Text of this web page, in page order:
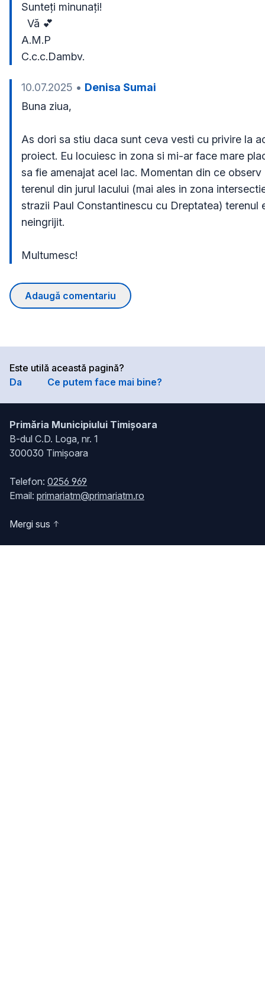
Sunteți minunați!
A.M.P
C.c.c.Dambv.
10.07.2025 • Denisa Sumai
Buna ziua,
As dori sa stiu daca sunt ceva vesti cu privire la
proiect. Eu locuiesc in zona si mi-ar face mare
sa fie amenajat acel lac. Momentan din ce observ
terenul din jurul lacului (mai ales in zona
strazii Paul Constantinescu cu Dreptatea) terenul
neingrijit.
Multumesc!
Adaugă comentariu
Este utilă această pagină?
Da
Ce putem face mai bine?
Primăria Municipiului Timișoara
B-dul C.D. Loga, nr. 1
300030 Timișoara
Telefon: 0256 969
Email: primariatm@primariatm.ro
Mergi sus